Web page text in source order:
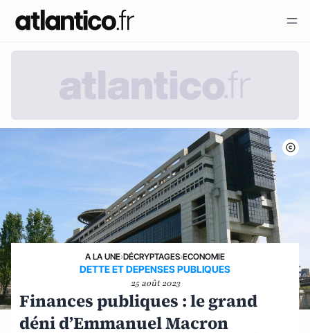
A LA UNE›DÉCRYPTAGES›ECONOMIE
DETTE ET DEPENSES PUBLIQUES
25 août 2023
Finances publiques : le grand
déni d’Emmanuel Macron